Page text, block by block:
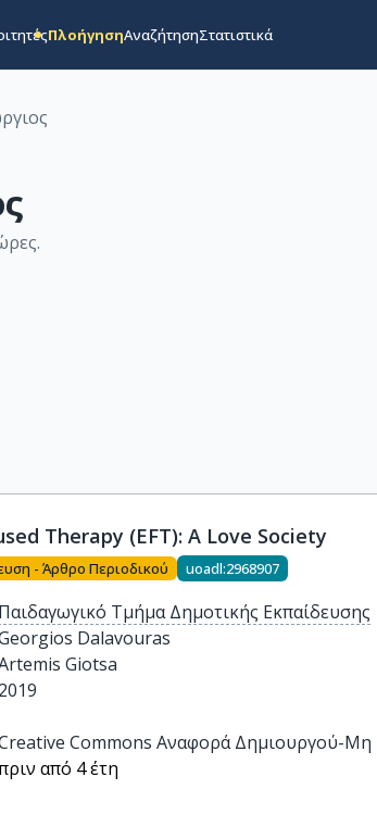
ΠλοήγησηΑναζήτησηΣτατιστικά
.
Therapy (EFT): A Love Society
- Άρθρο Περιοδικού uoadl:2968907
Παιδαγωγικό Τμήμα Δημοτικής Εκπαίδευσης
Dalavouras
Giotsa
2019
Commons Αναφορά Δημιουργού-Μη
από 4 έτη